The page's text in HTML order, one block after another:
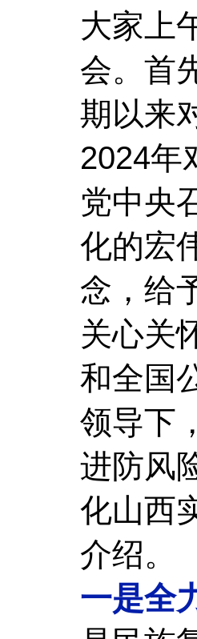
大家上
会。首
期以来
2024年
党中央
化的宏
念，给
关心关
和全国
领导下
进防风
化山西
介绍。
一是全